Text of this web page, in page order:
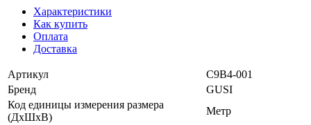
Характеристики
Как купить
Оплата
Доставка
Артикул
С9В4-001
Бренд
GUSI
Код единицы измерения размера
(ДхШхВ)
Метр